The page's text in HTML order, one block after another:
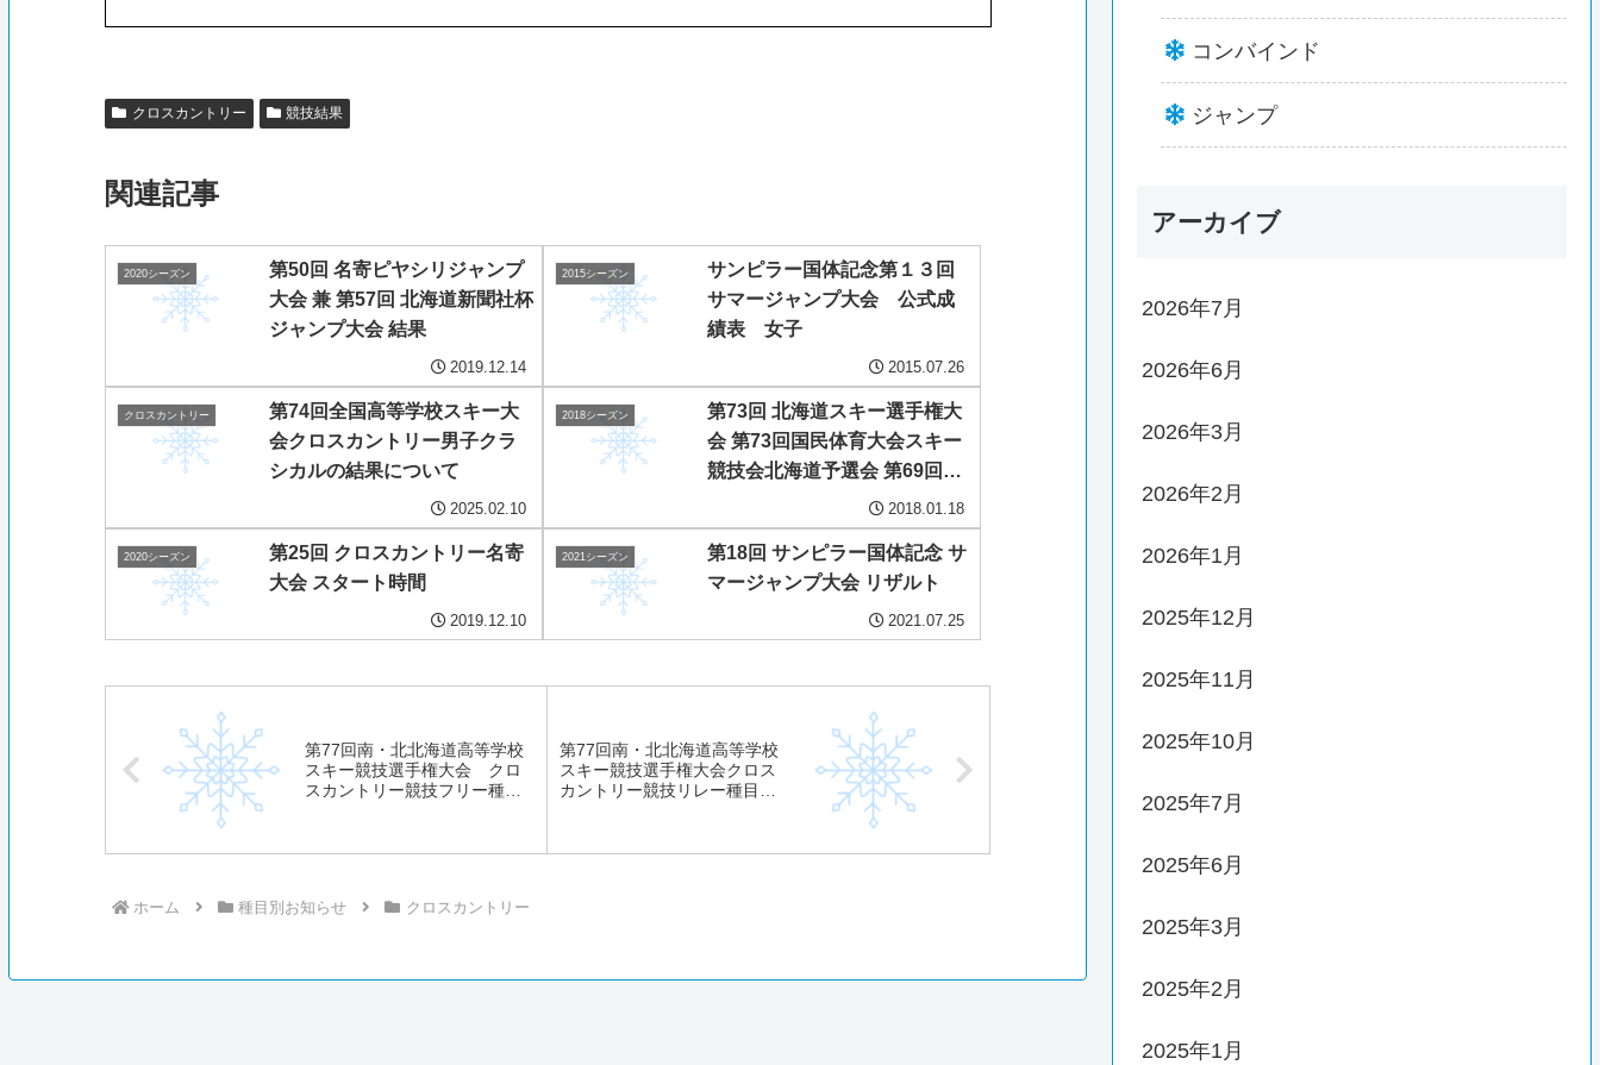
クロスカントリー 競技結果
関連記事
2020シーズン
第50回 名寄ピヤシリジャンプ
大会 兼 第57回 北海道新聞社杯
ジャンプ大会 結果
2019.12.14
2015シーズン
サンピラー国体記念第１３回
サマージャンプ大会 公式成
績表 女子
2015.07.26
クロスカントリー
第74回全国高等学校スキー大
会クロスカントリー男子クラ
シカルの結果について
2025.02.10
2018シーズン
第73回 北海道スキー選手権大
会 第73回国民体育大会スキー
競技会北海道予選会 第69回北
海道体育大会スキー競技会 第
96回全日本スキー選手権大会
北海道予選会 クロスカントリ
ー リレー 結果
2018.01.18
2020シーズン
第25回 クロスカントリー名寄
大会 スタート時間
2019.12.10
2021シーズン
第18回 サンピラー国体記念 サ
マージャンプ大会 リザルト
2021.07.25
第77回南・北北海道高等学校
スキー競技選手権大会 クロ
スカントリー競技フリー種目
第77回南・北北海道高等学校
スキー競技選手権大会クロス
カントリー競技リレー種目の
掲載
ホーム 種目別お知らせ クロスカントリー
コンバインド
ジャンプ
アーカイブ
2026年7月
2026年6月
2026年3月
2026年2月
2026年1月
2025年12月
2025年11月
2025年10月
2025年7月
2025年6月
2025年3月
2025年2月
2025年1月